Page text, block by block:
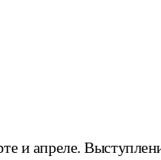
и апреле.